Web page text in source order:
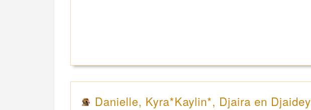
Danielle, Kyra*Kaylin*, Djaira en Djaidey